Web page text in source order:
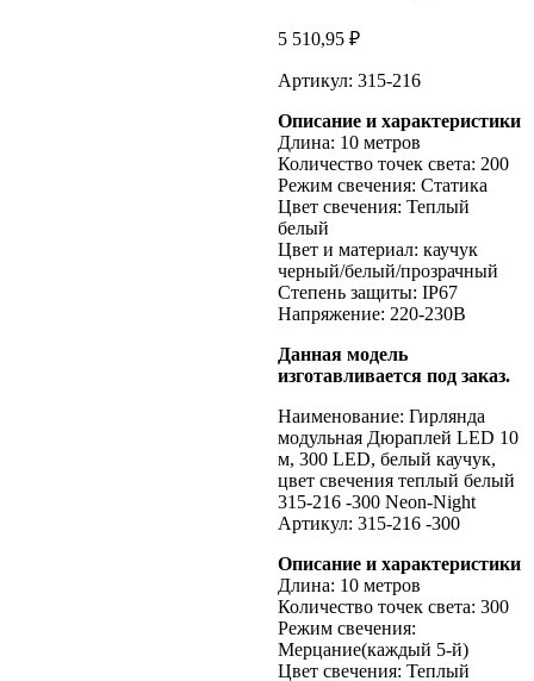
5 510,95 ₽
Артикул: 315-216
Описание и характеристики
Длина: 10 метров
Количество точек света: 200
Режим свечения: Статика
Цвет свечения: Теплый
белый
Цвет и материал: каучук
черный/белый/прозрачный
Степень защиты: IP67
Напряжение: 220-230В
Данная модель
изготавливается под заказ.
Наименование: Гирлянда
модульная Дюраплей LED 10
м, 300 LED, белый каучук,
цвет свечения теплый белый
315-216 -300 Neon-Night
Артикул: 315-216 -300
Описание и характеристики
Длина: 10 метров
Количество точек света: 300
Режим свечения:
Мерцание(каждый 5-й)
Цвет свечения: Теплый